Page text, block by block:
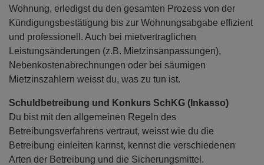
Wohnung, erledigst du den gesamten Prozess von der
Kündigungsbestätigung bis zur Wohnungsabgabe effizient
und professionell. Auch bei mietvertraglichen
Leistungsänderungen (z.B. Mietzinsanpassungen),
Nebenkostenabrechnungen oder bei säumigen
Mietzinszahlern weisst du, was zu tun ist.
Schuldbetreibung und Konkurs SchKG (Inkasso)
Du bist mit den allgemeinen Regeln des
Betreibungsverfahrens vertraut, weisst wie du die
Betreibung einleiten kannst, kennst die verschiedenen
Arten der Betreibung und die Sicherungsmittel.